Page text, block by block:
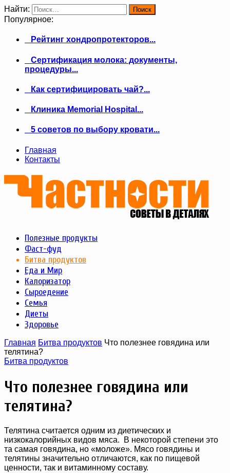
Найти:
Популярное:
Рейтинг хондропротекторов...
Сертификация молока: документы,
процедуры...
Как сертифицировать чай?...
Клиника Memorial Hospital...
5 советов по выбору кровати...
Главная
Контакты
Полезные продукты
Фаст-фуд
Битва продуктов
Еда и Мир
Калоризатор
Сыроедение
Семья
Диеты
Здоровье
Главная Битва продуктов Что полезнее говядина или
телятина?
Битва продуктов
Что полезнее говядина или
телятина?
Телятина считается одним из диетических и
низкокалорийных видов мяса. В некоторой степени это
та самая говядина, но «моложе». Мясо говядины и
телятины значительно отличаются, как по пищевой
ценности, так и витаминному составу.